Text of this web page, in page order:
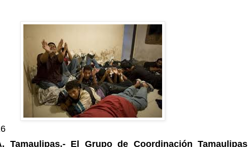
Tamaulipas.- El Grupo de Coordinación Tamaulipas